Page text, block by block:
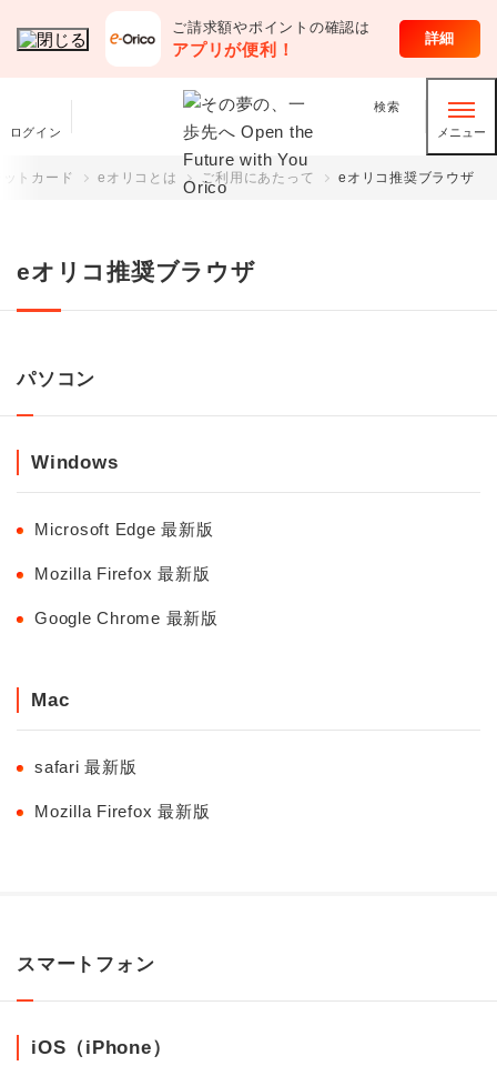
ご請求額やポイントの確認は
アプリが便利！
詳細
ログイン
検索
メニュー
クレジットカード
トカード eオリコとは ご利用にあたって eオリコ推奨ブラウザ
eオリコ推奨ブラウザ
パソコン
Windows
Microsoft Edge 最新版
Mozilla Firefox 最新版
Google Chrome 最新版
Mac
safari 最新版
Mozilla Firefox 最新版
スマートフォン
iOS（iPhone）